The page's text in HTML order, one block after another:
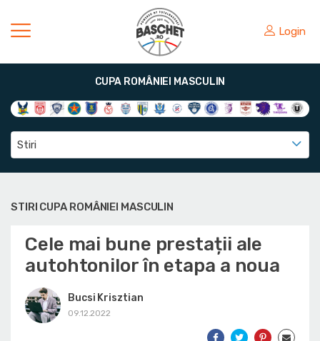
Login
CUPA ROMÂNIEI MASCULIN
Stiri
STIRI CUPA ROMÂNIEI MASCULIN
Cele mai bune prestații ale
autohtonilor în etapa a noua
Bucsi Krisztian
09.12.2022